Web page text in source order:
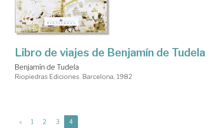
Libro de viajes de Benjamín de Tudela
Benjamín de Tudela
Riopiedras Ediciones. Barcelona, 1982
« 1 2 3 4(current)